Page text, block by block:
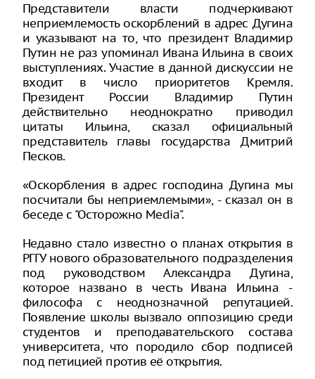
Представители власти подчеркивают
неприемлемость оскорблений в адрес Дугина
и указывают на то, что президент Владимир
Путин не раз упоминал Ивана Ильина в своих
выступлениях. Участие в данной дискуссии не
входит в число приоритетов Кремля.
Президент России Владимир Путин
действительно неоднократно приводил
цитаты Ильина, сказал официальный
представитель главы государства Дмитрий
Песков.
«Оскорбления в адрес господина Дугина мы
посчитали бы неприемлемыми», - сказал он в
беседе с "Осторожно Media".
Недавно стало известно о планах открытия в
РГГУ нового образовательного подразделения
под руководством Александра Дугина,
которое названо в честь Ивана Ильина -
философа с неоднозначной репутацией.
Появление школы вызвало оппозицию среди
студентов и преподавательского состава
университета, что породило сбор подписей
под петицией против её открытия.